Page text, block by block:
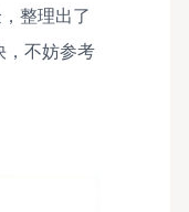
整理出了
，不妨参考